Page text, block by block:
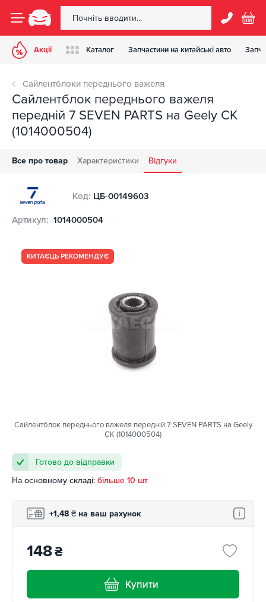
Акції Каталог Запчастини на китайські авто
Сайлентблоки переднього важеля
Сайлентблок переднього важеля
передній 7 SEVEN PARTS на Geely CK
(1014000504)
Все про товар Характеристики Відгуки
Код: ЦБ-00149603
Артикул: 1014000504
КИТАЄЦЬ РЕКОМЕНДУЄ
Сайлентблок переднього важеля передній 7 SEVEN PARTS на Geely
CK (1014000504)
Готово до відправки
На основному складі: більше 10 шт
+1,48 ₴ на ваш рахунок
148₴
Купити